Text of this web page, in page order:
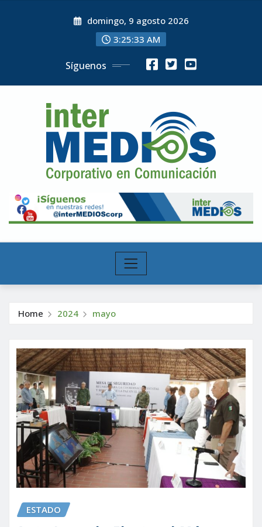
domingo, 9 agosto 2026
3:25:34 AM
Síguenos
Home 2024 mayo
ESTADO